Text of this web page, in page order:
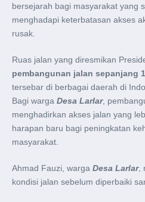
bersejarah bagi masyarakat yang
menghadapi keterbatasan akses
rusak.
Ruas jalan yang diresmikan
pembangunan jalan sepanjang
tersebar di berbagai daerah di
Bagi warga Desa Larlar,
menghadirkan akses jalan yang
harapan baru bagi peningkatan
masyarakat.
Ahmad Fauzi, warga Desa Larlar,
kondisi jalan sebelum diperbaiki